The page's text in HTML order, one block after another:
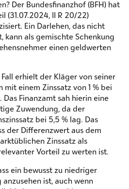
Der Bundesfinanzhof (BFH) hat
(31.07.2024, II R 20/22)
Ein Darlehen, das nicht
kann als gemischte Schenkung
einen geldwerten
erhielt der Kläger von seiner
mit einem Zinssatz von 1 % bei
Finanzamt sah hierin eine
Zuwendung, da der
bei 5,5 % lag. Das
der Differenzwert aus dem
Zinssatz als
Vorteil zu werten ist.
ein bewusst zu niedriger
ist, auch wenn